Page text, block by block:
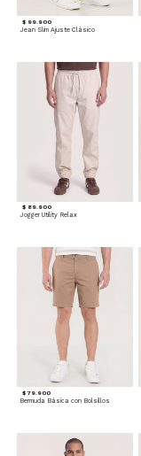
$ 99.900
Jean Slim Ajuste Clásico
$ 89.900
Jogger Utility Relax
$ 79.900
Bermuda Básica con Bolsillos